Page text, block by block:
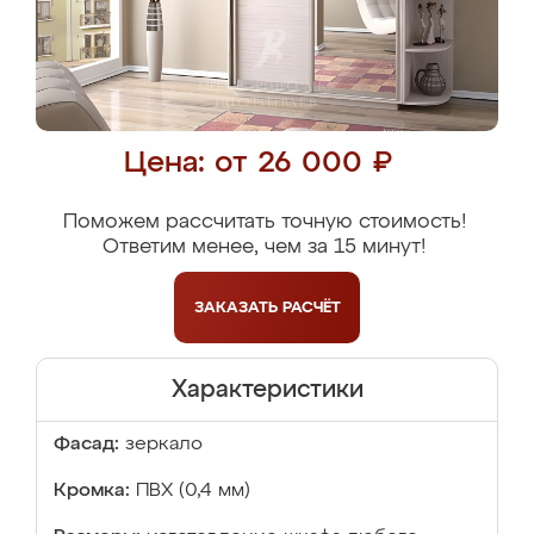
Цена: от 26 000 ₽
Поможем рассчитать точную стоимость!
Ответим менее, чем за 15 минут!
ЗАКАЗАТЬ РАСЧЁТ
Характеристики
Фасад: зеркало
Кромка: ПВХ (0,4 мм)